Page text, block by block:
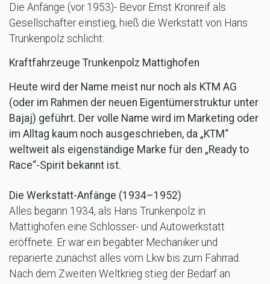
Die Anfänge (vor 1953)- Bevor Ernst Kronreif als
Gesellschafter einstieg, hieß die Werkstatt von Hans
Trunkenpolz schlicht:
Kraftfahrzeuge Trunkenpolz Mattighofen
Heute wird der Name meist nur noch als KTM AG
(oder im Rahmen der neuen Eigentümerstruktur unter
Bajaj) geführt. Der volle Name wird im Marketing oder
im Alltag kaum noch ausgeschrieben, da „KTM“
weltweit als eigenständige Marke für den „Ready to
Race“-Spirit bekannt ist.
Die Werkstatt-Anfänge (1934–1952)
Alles begann 1934, als Hans Trunkenpolz in
Mattighofen eine Schlosser- und Autowerkstatt
eröffnete. Er war ein begabter Mechaniker und
reparierte zunächst alles vom Lkw bis zum Fahrrad.
Nach dem Zweiten Weltkrieg stieg der Bedarf an